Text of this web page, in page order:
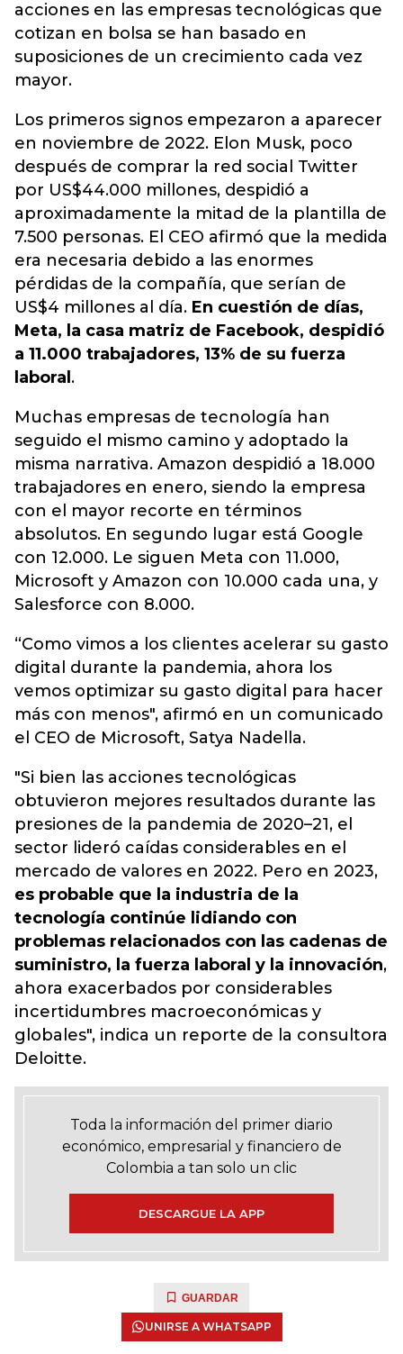
acciones en las empresas tecnológicas que
cotizan en bolsa se han basado en
suposiciones de un crecimiento cada vez
mayor.
Los primeros signos empezaron a aparecer
en noviembre de 2022. Elon Musk, poco
después de comprar la red social Twitter
por US$44.000 millones, despidió a
aproximadamente la mitad de la plantilla de
7.500 personas. El CEO afirmó que la medida
era necesaria debido a las enormes
pérdidas de la compañía, que serían de
US$4 millones al día. En cuestión de días,
Meta, la casa matriz de Facebook, despidió
a 11.000 trabajadores, 13% de su fuerza
laboral .
Muchas empresas de tecnología han
seguido el mismo camino y adoptado la
misma narrativa. Amazon despidió a 18.000
trabajadores en enero, siendo la empresa
con el mayor recorte en términos
absolutos. En segundo lugar está Google
con 12.000. Le siguen Meta con 11.000,
Microsoft y Amazon con 10.000 cada una, y
Salesforce con 8.000.
“Como vimos a los clientes acelerar su gasto
digital durante la pandemia, ahora los
vemos optimizar su gasto digital para hacer
más con menos", afirmó en un comunicado
el CEO de Microsoft, Satya Nadella.
"Si bien las acciones tecnológicas
obtuvieron mejores resultados durante las
presiones de la pandemia de 2020–21, el
sector lideró caídas considerables en el
mercado de valores en 2022. Pero en 2023,
es probable que la industria de la
tecnología continúe lidiando con
problemas relacionados con las cadenas de
suministro, la fuerza laboral y la innovación,
ahora exacerbados por considerables
incertidumbres macroeconómicas y
globales", indica un reporte de la consultora
Deloitte.
Toda la información del primer diario
económico, empresarial y financiero de
Colombia a tan solo un clic
DESCARGUE LA APP
GUARDAR
UNIRSE A WHATSAPP